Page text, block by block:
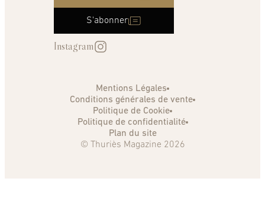
S'abonner
Instagram
Mentions Légales
Conditions générales de vente
Politique de Cookie
Politique de confidentialité
Plan du site
© Thuriès Magazine 2026